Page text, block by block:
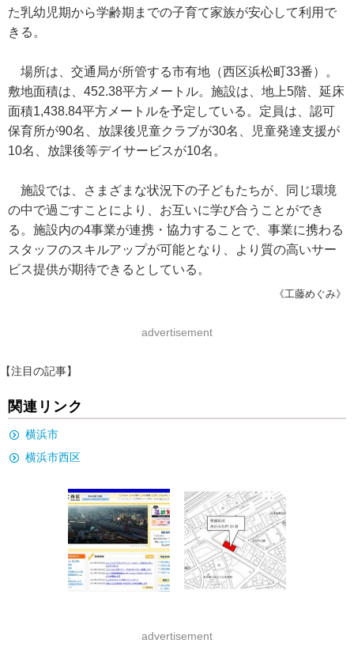
た乳幼児期から学齢期までの子育て家族が安心して利用で
きる。
場所は、交通局が所管する市有地（西区浜松町33番）。
敷地面積は、452.38平方メートル。施設は、地上5階、延床
面積1,438.84平方メートルを予定している。定員は、認可
保育所が90名、放課後児童クラブが30名、児童発達支援が
10名、放課後等デイサービスが10名。
施設では、さまざまな状況下の子どもたちが、同じ環境
の中で過ごすことにより、お互いに学び合うことができ
る。施設内の4事業が連携・協力することで、事業に携わる
スタッフのスキルアップが可能となり、より質の高いサー
ビス提供が期待できるとしている。
《工藤めぐみ》
advertisement
【注目の記事】
関連リンク
横浜市
横浜市西区
advertisement